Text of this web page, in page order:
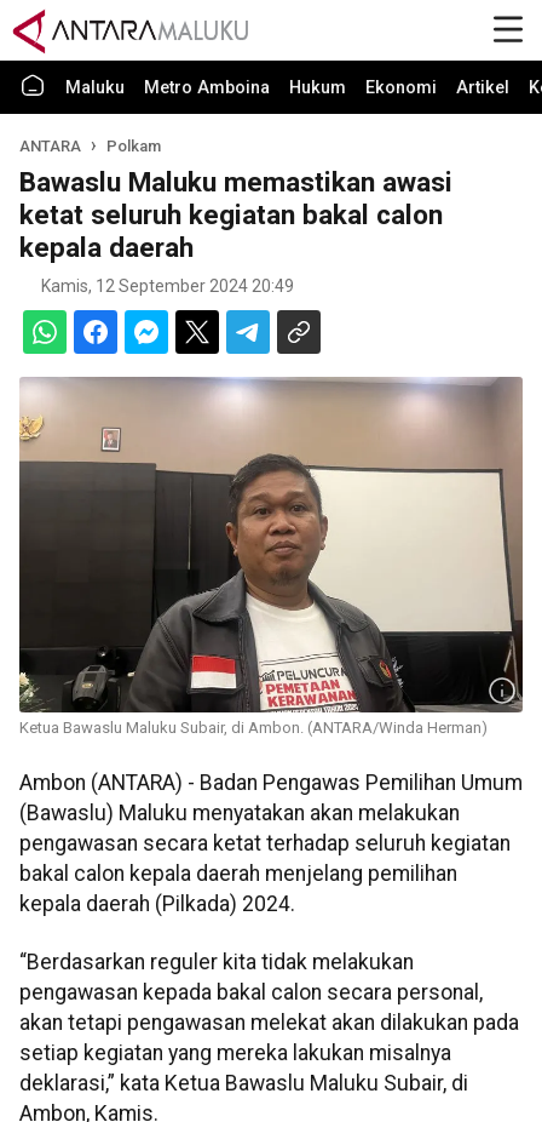
Maluku Metro Amboina Hukum Ekonomi Artikel
ANTARA Polkam
Bawaslu Maluku memastikan awasi
ketat seluruh kegiatan bakal calon
kepala daerah
Kamis, 12 September 2024 20:49
Ketua Bawaslu Maluku Subair, di Ambon. (ANTARA/Winda Herman)
Ambon (ANTARA) - Badan Pengawas Pemilihan Umum
(Bawaslu) Maluku menyatakan akan melakukan
pengawasan secara ketat terhadap seluruh kegiatan
bakal calon kepala daerah menjelang pemilihan
kepala daerah (Pilkada) 2024.
“Berdasarkan reguler kita tidak melakukan
pengawasan kepada bakal calon secara personal,
akan tetapi pengawasan melekat akan dilakukan pada
setiap kegiatan yang mereka lakukan misalnya
deklarasi,” kata Ketua Bawaslu Maluku Subair, di
Ambon, Kamis.